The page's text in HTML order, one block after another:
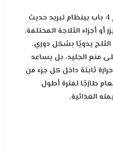
تتميز ثلاجة هيتاشي ١٩ قدم 4 باب ببنظام تبريد حديث
أجزاء الثلاجة المختلفة،
الثلج يدويًا بشكل دوري.
منع الجليد، بل يساعد
ثابتة داخل كل جزء من
طازجًا لفترة أطول
الغذائية.